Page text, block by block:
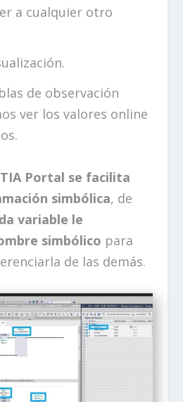
a cualquier otro
de observación
ver los valores online
Portal se facilita
simbólica, de
variable le
simbólico para
de las demás.